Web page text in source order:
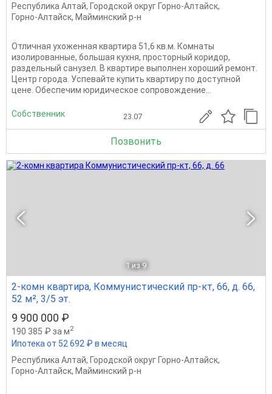
Республика Алтай, Городской округ Горно-Алтайск,
Горно-Алтайск, Майминский р-н
Отличная ухоженная квартира 51,6 кв.м. Комнаты
изолированные, большая кухня, просторный коридор,
раздельный санузел. В квартире выполнен хороший ремонт.
Центр города. Успевайте купить квартиру по доступной
цене. Обеспечим юридическое сопровождение...
Собственник 23.07
Позвонить
1 из 9
2-комн квартира, Коммунистический пр-кт, 66, д. 66,
52 м², 3/5 эт.
9 900 000 ₽
190 385 ₽ за м2
Ипотека от 52 692 ₽ в месяц
Республика Алтай, Городской округ Горно-Алтайск,
Горно-Алтайск, Майминский р-н